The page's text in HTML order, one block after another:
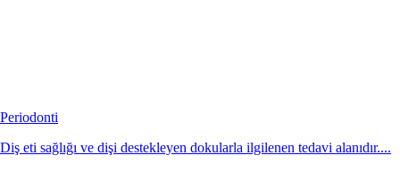
Periodonti
Diş eti sağlığı ve dişi destekleyen dokularla ilgilenen tedavi alanıdır....